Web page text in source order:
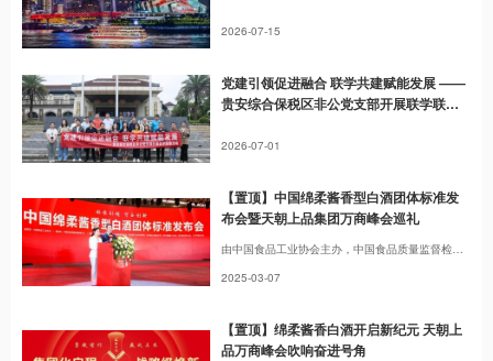
2026-07-15
党建引领促进融合 联学共建赋能发展 ——
贵安综合保税区非公党支部开展联学联建
2026-07-01
【置顶】中国绵柔酱香型白酒团体标准发
布会暨天朝上品集团万商峰会巡礼
由中国食品工业协会主办，中国食品质量监督检验中心承办，中国食品发酵工业研究院、中国酒类流通协会、贵州省轻工业科学研究所、贵州食品工程职业学校、贵州省酿酒工业协会、贵州省标准化协会、仁怀市酒业协会共同协办的以“标准引领，守正创新”为主题的中国绵柔酱香型白酒团体标准发布会在贵州贵安新区东盟国际会议中心隆重举行。
2025-03-07
【置顶】绵柔酱香白酒开启新纪元 天朝上
品万商峰会吹响奋进号角